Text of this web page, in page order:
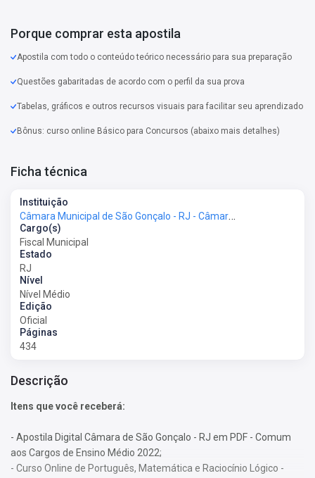
Porque comprar esta apostila
Apostila com todo o conteúdo teórico necessário para sua preparação
Questões gabaritadas de acordo com o perfil da sua prova
Tabelas, gráficos e outros recursos visuais para facilitar seu aprendizado
Bônus: curso online Básico para Concursos (abaixo mais detalhes)
Ficha técnica
Instituição
Câmara Municipal de São Gonçalo - RJ - Câmara de São Gonçalo - RJ
Cargo(s)
Fiscal Municipal
Estado
RJ
Nível
Nível Médio
Edição
Oficial
Páginas
434
Descrição
Itens que você receberá:
- Apostila Digital Câmara de São Gonçalo - RJ em PDF - Comum
aos Cargos de Ensino Médio 2022;
- Curso Online de Português, Matemática e Raciocínio Lógico -